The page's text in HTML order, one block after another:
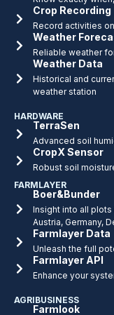
Crop Recording
Record activities
Weather
Reliable weather
Weather Data
Historical and
weather station
HARDWARE
TerraSen
Advanced soil
CropX Sensor
Robust soil
FARMLAYER
Boer&Bunder
Insight into all
Austria, Germany,
Farmlayer Data
Unleash the full
Farmlayer API
Enhance your
AGRIBUSINESS
Farmlook